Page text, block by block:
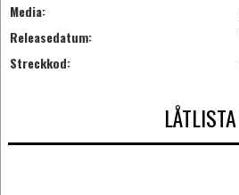
Media:
Releasedatum:
Streckkod:
LÅTLISTA